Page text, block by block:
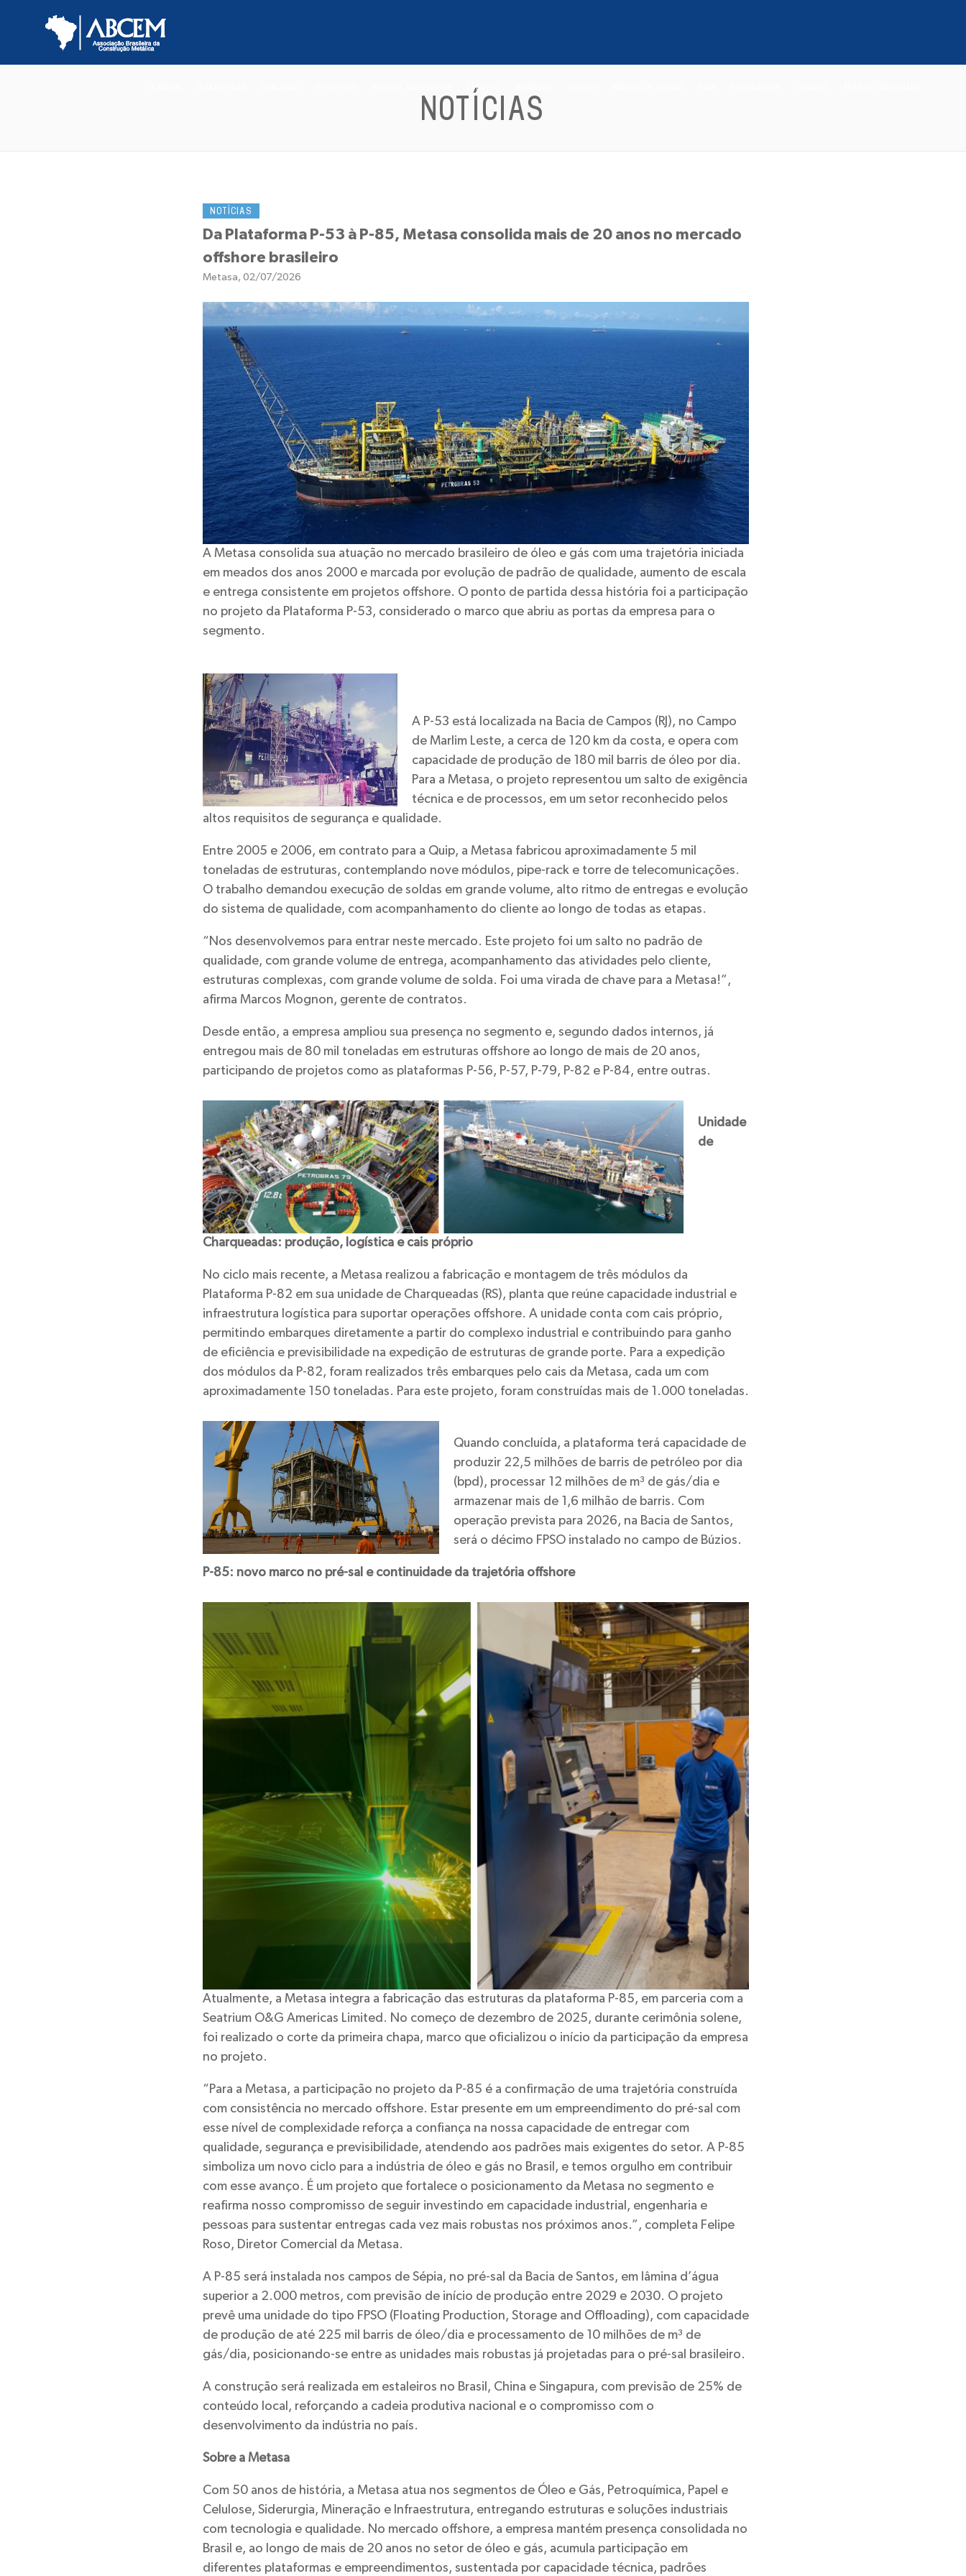
EVENTOS
NOTÍCIAS
NOTÍCIAS
Da Plataforma P-53 à P-85, Metasa consolida mais de 20 anos no mercado
offshore brasileiro
Metasa, 02/07/2026
A Metasa consolida sua atuação no mercado brasileiro de óleo e gás com uma trajetória iniciada
em meados dos anos 2000 e marcada por evolução de padrão de qualidade, aumento de escala
e entrega consistente em projetos offshore. O ponto de partida dessa história foi a participação
no projeto da Plataforma P-53, considerado o marco que abriu as portas da empresa para o
segmento.
A P-53 está localizada na Bacia de Campos (RJ), no Campo
de Marlim Leste, a cerca de 120 km da costa, e opera com
capacidade de produção de 180 mil barris de óleo por dia.
Para a Metasa, o projeto representou um salto de exigência
técnica e de processos, em um setor reconhecido pelos
altos requisitos de segurança e qualidade.
Entre 2005 e 2006, em contrato para a Quip, a Metasa fabricou aproximadamente 5 mil
toneladas de estruturas, contemplando nove módulos, pipe-rack e torre de telecomunicações.
O trabalho demandou execução de soldas em grande volume, alto ritmo de entregas e evolução
do sistema de qualidade, com acompanhamento do cliente ao longo de todas as etapas.
“Nos desenvolvemos para entrar neste mercado. Este projeto foi um salto no padrão de
qualidade, com grande volume de entrega, acompanhamento das atividades pelo cliente,
estruturas complexas, com grande volume de solda. Foi uma virada de chave para a Metasa!”,
afirma Marcos Mognon, gerente de contratos.
Desde então, a empresa ampliou sua presença no segmento e, segundo dados internos, já
entregou mais de 80 mil toneladas em estruturas offshore ao longo de mais de 20 anos,
participando de projetos como as plataformas P-56, P-57, P-79, P-82 e P-84, entre outras.
Unidade
de
Charqueadas: produção, logística e cais próprio
No ciclo mais recente, a Metasa realizou a fabricação e montagem de três módulos da
Plataforma P-82 em sua unidade de Charqueadas (RS), planta que reúne capacidade industrial e
infraestrutura logística para suportar operações offshore. A unidade conta com cais próprio,
permitindo embarques diretamente a partir do complexo industrial e contribuindo para ganho
de eficiência e previsibilidade na expedição de estruturas de grande porte. Para a expedição
dos módulos da P-82, foram realizados três embarques pelo cais da Metasa, cada um com
aproximadamente 150 toneladas. Para este projeto, foram construídas mais de 1.000 toneladas.
Quando concluída, a plataforma terá capacidade de
produzir 22,5 milhões de barris de petróleo por dia
(bpd), processar 12 milhões de m³ de gás/dia e
armazenar mais de 1,6 milhão de barris. Com
operação prevista para 2026, na Bacia de Santos,
será o décimo FPSO instalado no campo de Búzios.
P-85: novo marco no pré-sal e continuidade da trajetória offshore
Atualmente, a Metasa integra a fabricação das estruturas da plataforma P-85, em parceria com a
Seatrium O&G Americas Limited. No começo de dezembro de 2025, durante cerimônia solene,
foi realizado o corte da primeira chapa, marco que oficializou o início da participação da empresa
no projeto.
“Para a Metasa, a participação no projeto da P-85 é a confirmação de uma trajetória construída
com consistência no mercado offshore. Estar presente em um empreendimento do pré-sal com
esse nível de complexidade reforça a confiança na nossa capacidade de entregar com
qualidade, segurança e previsibilidade, atendendo aos padrões mais exigentes do setor. A P-85
simboliza um novo ciclo para a indústria de óleo e gás no Brasil, e temos orgulho em contribuir
com esse avanço. É um projeto que fortalece o posicionamento da Metasa no segmento e
reafirma nosso compromisso de seguir investindo em capacidade industrial, engenharia e
pessoas para sustentar entregas cada vez mais robustas nos próximos anos.”, completa Felipe
Roso, Diretor Comercial da Metasa.
A P-85 será instalada nos campos de Sépia, no pré-sal da Bacia de Santos, em lâmina d’água
superior a 2.000 metros, com previsão de início de produção entre 2029 e 2030. O projeto
prevê uma unidade do tipo FPSO (Floating Production, Storage and Offloading), com capacidade
de produção de até 225 mil barris de óleo/dia e processamento de 10 milhões de m³ de
gás/dia, posicionando-se entre as unidades mais robustas já projetadas para o pré-sal brasileiro.
A construção será realizada em estaleiros no Brasil, China e Singapura, com previsão de 25% de
conteúdo local, reforçando a cadeia produtiva nacional e o compromisso com o
desenvolvimento da indústria no país.
Sobre a Metasa
Com 50 anos de história, a Metasa atua nos segmentos de Óleo e Gás, Petroquímica, Papel e
Celulose, Siderurgia, Mineração e Infraestrutura, entregando estruturas e soluções industriais
com tecnologia e qualidade. No mercado offshore, a empresa mantém presença consolidada no
Brasil e, ao longo de mais de 20 anos no setor de óleo e gás, acumula participação em
diferentes plataformas e empreendimentos, sustentada por capacidade técnica, padrões